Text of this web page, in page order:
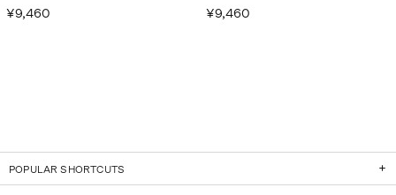
¥9,460
¥9,460
POPULAR SHORTCUTS